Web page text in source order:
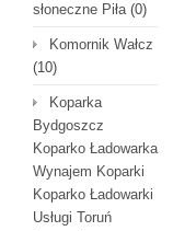
słoneczne Piła(0)
Komornik Wałcz
(10)
Koparka
Bydgoszcz
Koparko Ładowarka
Wynajem Koparki
Koparko Ładowarki
Usługi Toruń